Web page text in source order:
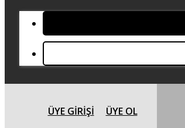
ÜYE GIRIŞI ÜYE OL